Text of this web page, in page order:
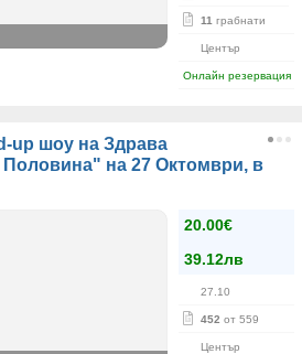
11 грабнати
Център
Онлайн резервация
up шоу на Здрава
на 27 Октомври, в
20.00€
39.12лв
27.10
452 от 559
Център